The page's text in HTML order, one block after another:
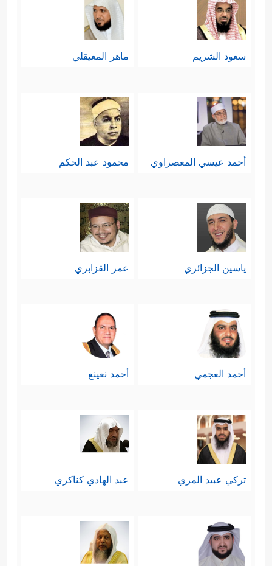
سعود الشريم ماهر المعيقلي
أحمد عيسي المعصراوي محمود عبد الحكم
ياسين الجزائري عمر القزابري
أحمد العجمي أحمد نعينع
تركي عبيد المري عبد الهادي كناكري